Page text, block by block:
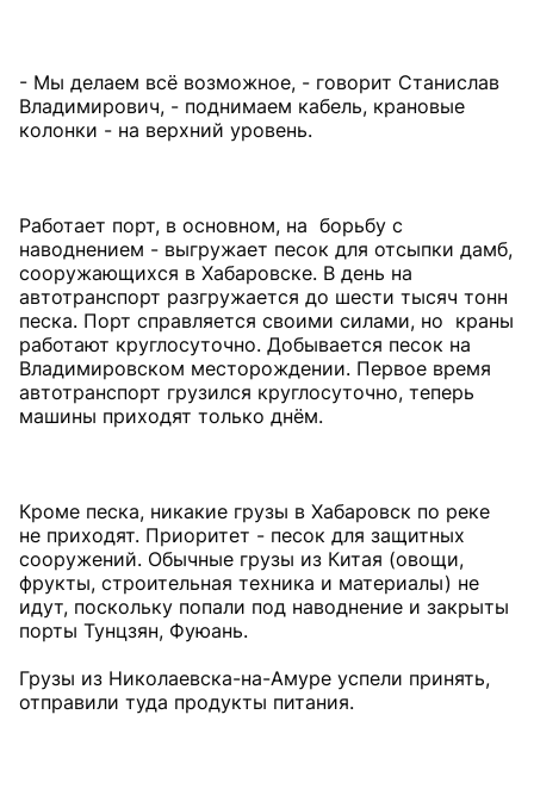
- Мы делаем всё возможное, - говорит Станислав
Владимирович, - поднимаем кабель, крановые
колонки - на верхний уровень.
Работает порт, в основном, на борьбу с
наводнением - выгружает песок для отсыпки дамб,
сооружающихся в Хабаровске. В день на
автотранспорт разгружается до шести тысяч тонн
песка. Порт справляется своими силами, но краны
работают круглосуточно. Добывается песок на
Владимировском месторождении. Первое время
автотранспорт грузился круглосуточно, теперь
машины приходят только днём.
Кроме песка, никакие грузы в Хабаровск по реке
не приходят. Приоритет - песок для защитных
сооружений. Обычные грузы из Китая (овощи,
фрукты, строительная техника и материалы) не
идут, поскольку попали под наводнение и закрыты
порты Тунцзян, Фуюань.
Грузы из Николаевска-на-Амуре успели принять,
отправили туда продукты питания.